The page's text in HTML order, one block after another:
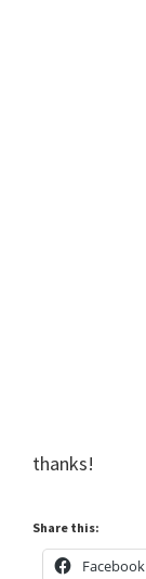
thanks!
Share this:
Facebook